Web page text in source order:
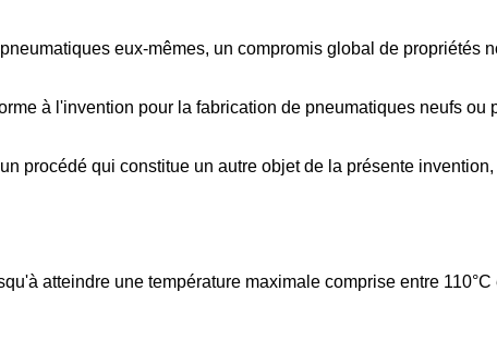
eux-mêmes, un compromis global de propriétés
à l'invention pour la fabrication de pneumatiques neufs ou
procédé qui constitue un autre objet de la présente
atteindre une température maximale comprise entre 110°C